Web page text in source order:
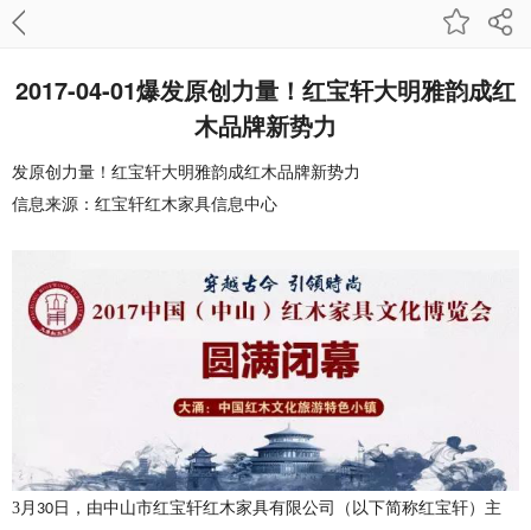
2017-04-01爆发原创力量！红宝轩大明雅韵成红
木品牌新势力
发原创力量！红宝轩大明雅韵成红木品牌新势力
信息来源：红宝轩红木家具信息中心
3月 30 日，由中山市红宝轩红木家具有限公司（以下简称红宝轩）主